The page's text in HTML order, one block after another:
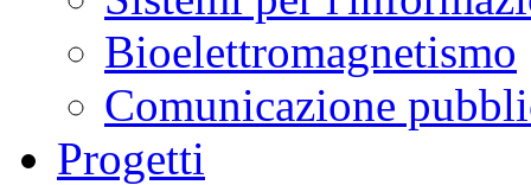
Bioelettromagnetismo
Comunicazione
Progetti